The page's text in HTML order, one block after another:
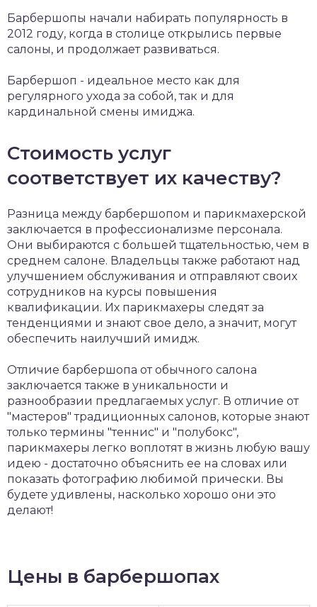
Барбершопы начали набирать популярность в
2012 году, когда в столице открылись первые
салоны, и продолжает развиваться.
Барбершоп - идеальное место как для
регулярного ухода за собой, так и для
кардинальной смены имиджа.
Стоимость услуг
соответствует их качеству?
Разница между барбершопом и парикмахерской
заключается в профессионализме персонала.
Они выбираются с большей тщательностью, чем в
среднем салоне. Владельцы также работают над
улучшением обслуживания и отправляют своих
сотрудников на курсы повышения
квалификации. Их парикмахеры следят за
тенденциями и знают свое дело, а значит, могут
обеспечить наилучший имидж.
Отличие барбершопа от обычного салона
заключается также в уникальности и
разнообразии предлагаемых услуг. В отличие от
"мастеров" традиционных салонов, которые знают
только термины "теннис" и "полубокс",
парикмахеры легко воплотят в жизнь любую вашу
идею - достаточно объяснить ее на словах или
показать фотографию любимой прически. Вы
будете удивлены, насколько хорошо они это
делают!
Цены в барбершопах